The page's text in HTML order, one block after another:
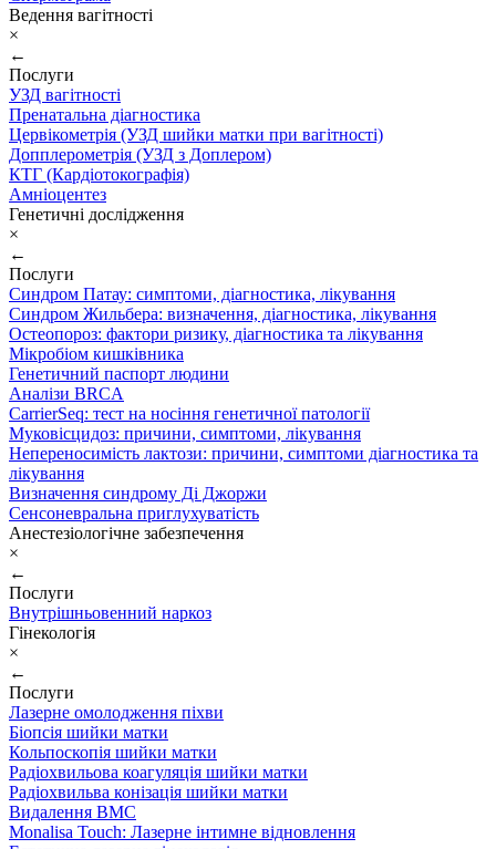
Ведення вагітності
×
←
Послуги
УЗД вагітності
Пренатальна діагностика
Цервікометрія (УЗД шийки матки при вагітності)
Допплерометрія (УЗД з Доплером)
КТГ (Кардіотокографія)
Амніоцентез
Генетичні дослідження
×
←
Послуги
Синдром Патау: симптоми, дiагностика, лiкування
Синдром Жильбера: визначення, діагностика, лікування
Остеопороз: фактори ризику, діагностика та лікування
Мікробіом кишківника
Генетичний паспорт людини
Аналізи BRCA
CarrierSeq: тест на носіння генетичної патології
Муковісцидоз: причини, симптоми, лікування
Непереносимість лактози: причини, симптоми діагностика та
лікування
Визначення синдрому Ді Джоржи
Сенсоневральна приглухуватість
Анестезіологічне забезпечення
×
←
Послуги
Внутрішньовенний наркоз
Гінекологія
×
←
Послуги
Лазерне омолодження піхви
Біопсія шийки матки
Кольпоскопія шийки матки
Радіохвильова коагуляція шийки матки
Радіохвильва конізація шийки матки
Видалення ВМС
Monalisa Touch: Лазерне інтимне відновлення